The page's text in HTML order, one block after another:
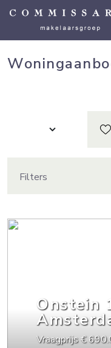
Filters
Onstein
Vraagprijs€